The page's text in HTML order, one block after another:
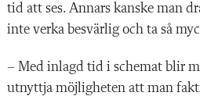
tid att ses. Annars kanske man
inte verka besvärlig och ta så
– Med inlagd tid i schemat blir
utnyttja möjligheten att man